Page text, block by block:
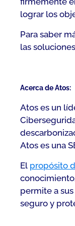
lograr los
Para saber
las
Acerca de Atos:
Atos es un
Atos es una
El propósito
permite a
seguro y